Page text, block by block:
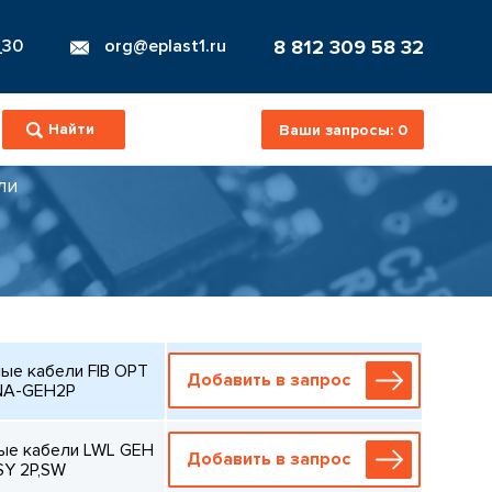
org@eplast1.ru 8 812 309 58 32
Ваши запросы: 0
кабели FIB OPT
GEH2P
Добавить в запрос
кабели LWL GEH
2P,SW
Добавить в запрос